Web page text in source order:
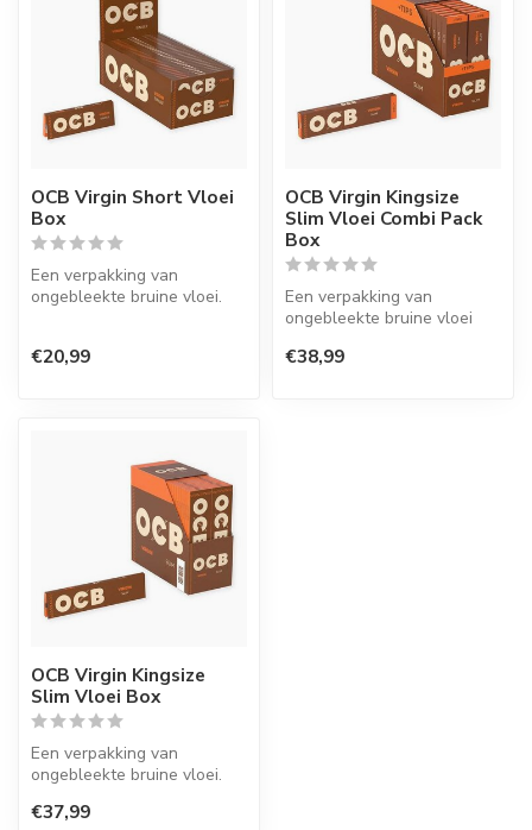
OCB Virgin Short Vloei
Box
Een verpakking van
ongebleekte bruine vloei.
€20,99
OCB Virgin Kingsize
Slim Vloei Combi Pack
Box
Een verpakking van
ongebleekte bruine vloei
Franse merk ...
€38,99
OCB Virgin Kingsize
Slim Vloei Box
Een verpakking van
ongebleekte bruine vloei.
bekend om hun...
€37,99